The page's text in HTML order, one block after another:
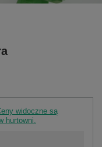
widoczne są
hurtowni.